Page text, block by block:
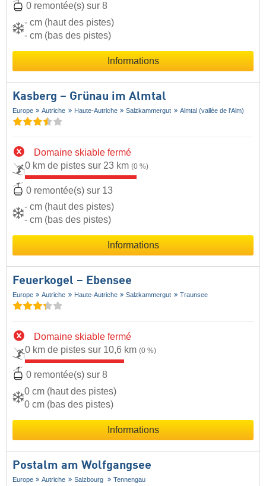
0 remontée(s) sur 8
- cm (haut des pistes)
- cm (bas des pistes)
Informations
Kasberg – Grünau im Almtal
Europe Autriche Haute-Autriche Salzkammergut Almtal (vallée de l'Alm)
Domaine skiable fermé
0 km de pistes sur 23 km (0 %)
0 remontée(s) sur 13
- cm (haut des pistes)
- cm (bas des pistes)
Informations
Feuerkogel – Ebensee
Europe Autriche Haute-Autriche Salzkammergut Traunsee
Domaine skiable fermé
0 km de pistes sur 10,6 km (0 %)
0 remontée(s) sur 8
0 cm (haut des pistes)
0 cm (bas des pistes)
Informations
Postalm am Wolfgangsee
Europe Autriche Salzbourg Tennengau